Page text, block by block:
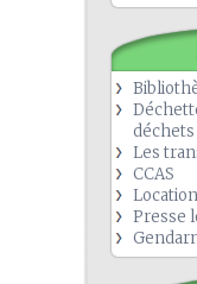
déchets
Les
CCAS
Presse